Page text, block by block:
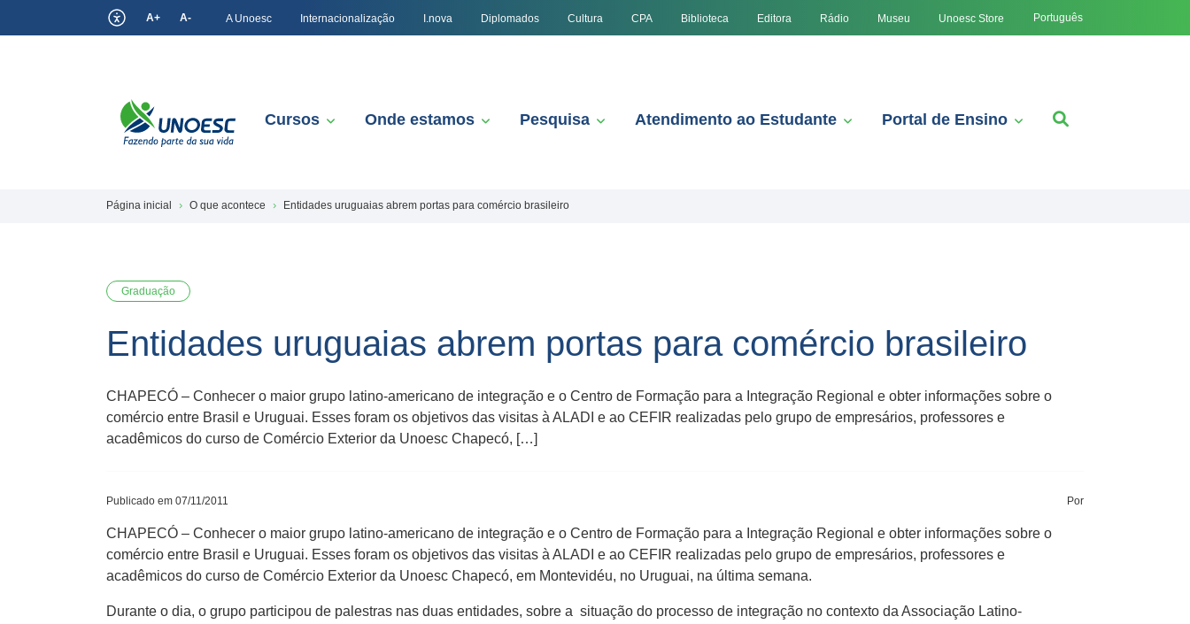
A+ A- A Unoesc Internacionalização I.nova Diplomados Cultura CPA Biblioteca Editora Rádio Museu Unoesc Store Português
Cursos Onde estamos Pesquisa Atendimento ao Estudante Portal de Ensino
Página inicial O que acontece Entidades uruguaias abrem portas para comércio brasileiro
Graduação
Entidades uruguaias abrem portas para comércio brasileiro
CHAPECÓ – Conhecer o maior grupo latino-americano de integração e o Centro de Formação para a Integração Regional e obter informações sobre o
comércio entre Brasil e Uruguai. Esses foram os objetivos das visitas à ALADI e ao CEFIR realizadas pelo grupo de empresários, professores e
acadêmicos do curso de Comércio Exterior da Unoesc Chapecó, […]
Publicado em 07/11/2011 Por
CHAPECÓ – Conhecer o maior grupo latino-americano de integração e o Centro de Formação para a Integração Regional e obter informações sobre o
comércio entre Brasil e Uruguai. Esses foram os objetivos das visitas à ALADI e ao CEFIR realizadas pelo grupo de empresários, professores e
acadêmicos do curso de Comércio Exterior da Unoesc Chapecó, em Montevidéu, no Uruguai, na última semana.
Durante o dia, o grupo participou de palestras nas duas entidades, sobre a situação do processo de integração no contexto da Associação Latino-